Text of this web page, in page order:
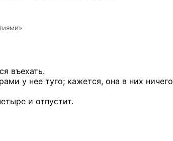
въехать.
у нее туго; кажется, она в них ничего
и отпустит.